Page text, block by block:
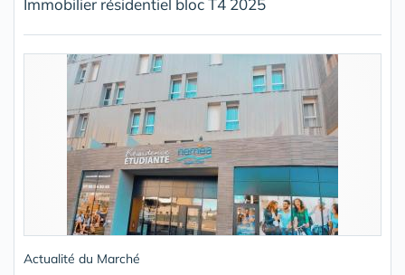
Immobilier résidentiel bloc T4 2025
Actualité du Marché